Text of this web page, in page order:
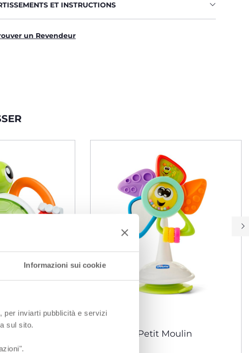
Informazioni sui cookie
per inviarti pubblicità e servizi
sul sito.
ET INSTRUCTIONS
un Revendeur
Tortue Robin Le Petit Moulin